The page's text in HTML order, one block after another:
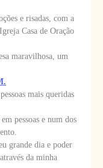
e risadas, com a
Casa de Oração
maravilhosa, um
mais queridas
pessoas e num dos
grande dia e poder
da minha